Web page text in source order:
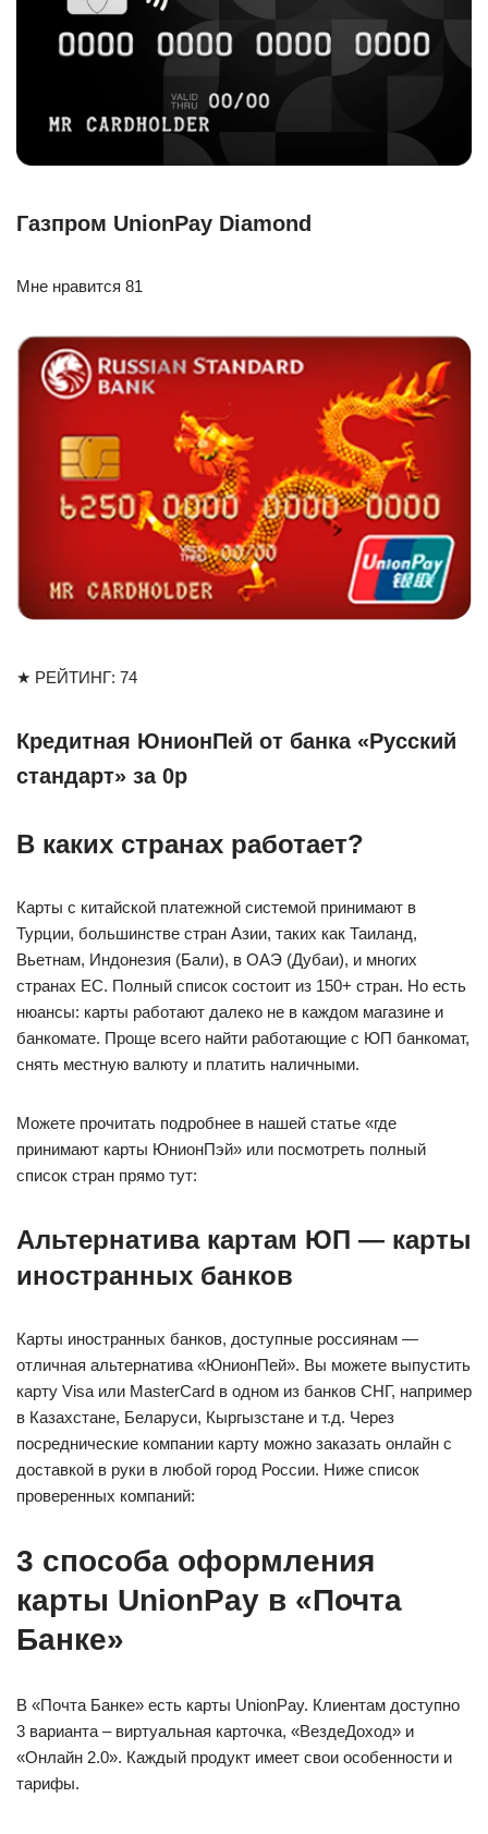
Газпром UnionPay Diamond
Мне нравится 81
★ РЕЙТИНГ: 74
Кредитная ЮнионПей от банка «Русский
стандарт» за 0р
В каких странах работает?
Карты с китайской платежной системой принимают в
Турции, большинстве стран Азии, таких как Таиланд,
Вьетнам, Индонезия (Бали), в ОАЭ (Дубаи), и многих
странах ЕС. Полный список состоит из 150+ стран. Но есть
нюансы: карты работают далеко не в каждом магазине и
банкомате. Проще всего найти работающие с ЮП банкомат,
снять местную валюту и платить наличными.
Можете прочитать подробнее в нашей статье «где
принимают карты ЮнионПэй» или посмотреть полный
список стран прямо тут:
Альтернатива картам ЮП — карты
иностранных банков
Карты иностранных банков, доступные россиянам —
отличная альтернатива «ЮнионПей». Вы можете выпустить
карту Visa или MasterCard в одном из банков СНГ, например
в Казахстане, Беларуси, Кыргызстане и т.д. Через
посреднические компании карту можно заказать онлайн с
доставкой в руки в любой город России. Ниже список
проверенных компаний:
3 способа оформления
карты UnionPay в «Почта
Банке»
В «Почта Банке» есть карты UnionPay. Клиентам доступно
3 варианта – виртуальная карточка, «ВездеДоход» и
«Онлайн 2.0». Каждый продукт имеет свои особенности и
тарифы.